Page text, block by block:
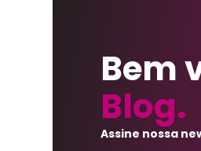
Bem
Blog.
Assine nossa